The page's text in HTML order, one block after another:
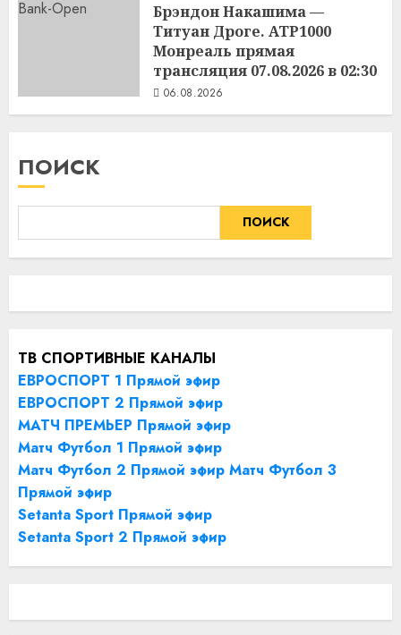
Брэндон Накашима —
Титуан Дроге. ATP1000
Монреаль прямая
трансляция 07.08.2026 в 02:30
06.08.2026
ПОИСК
ПОИСК
ТВ СПОРТИВНЫЕ КАНАЛЫ
ЕВРОСПОРТ 1 Прямой эфир
ЕВРОСПОРТ 2 Прямой эфир
МАТЧ ПРЕМЬЕР Прямой эфир
Матч Футбол 1 Прямой эфир
Матч Футбол 2 Прямой эфир Матч Футбол 3
Прямой эфир
Setanta Sport Прямой эфир
Setanta Sport 2 Прямой эфир